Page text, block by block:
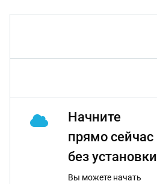
Начните
прямо сейчас
без установки
Вы можете начать